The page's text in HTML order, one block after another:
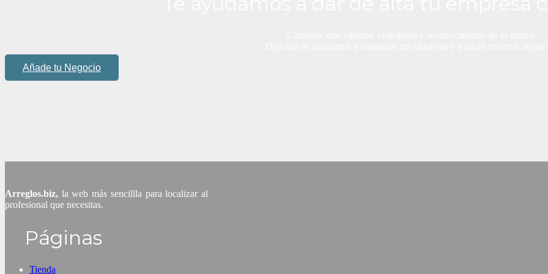
Añade tu Negocio
Arreglos.biz, la web más sencillla para localizar al
profesional que necesitas.
Páginas
Tienda